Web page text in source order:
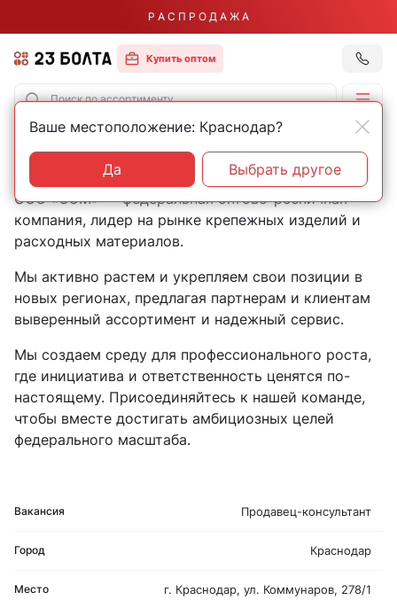
Р А С П Р О Д А Ж А
Купить оптом
Главная Вакансии
Вакансии
ООО «СЭМ» — федеральная оптово-розничная
компания, лидер на рынке крепежных изделий и
расходных материалов.
Мы активно растем и укрепляем свои позиции в
новых регионах, предлагая партнерам и клиентам
выверенный ассортимент и надежный сервис.
Мы создаем среду для профессионального роста,
где инициатива и ответственность ценятся по-
настоящему. Присоединяйтесь к нашей команде,
чтобы вместе достигать амбициозных целей
федерального масштаба.
Продавец-консультант
Краснодар
г. Краснодар, ул. Коммунаров, 278/1
Ваше местоположение: Краснодар?
Да Выбрать другое